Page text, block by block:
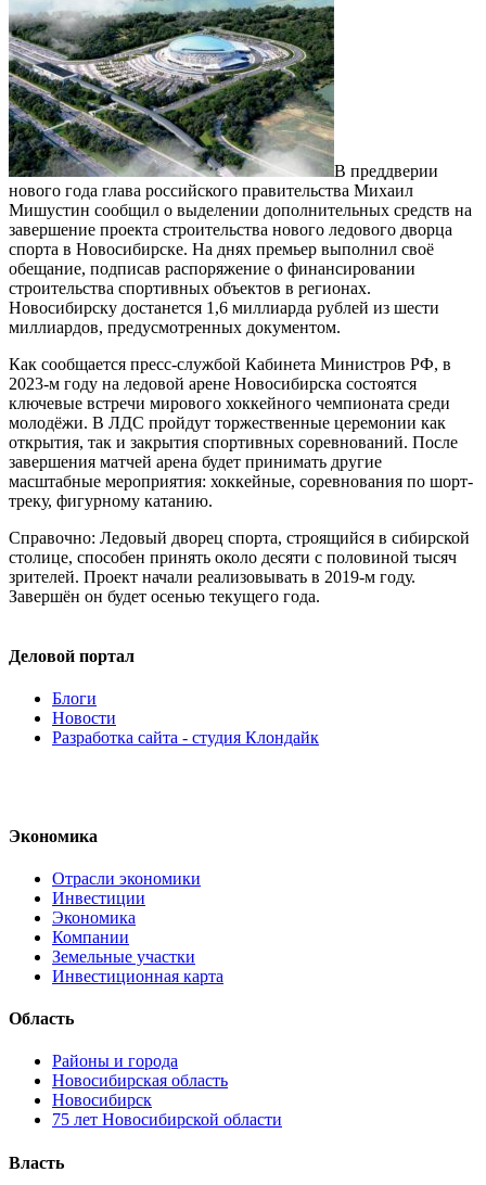
В преддверии
нового года глава российского правительства Михаил
Мишустин сообщил о выделении дополнительных средств на
завершение проекта строительства нового ледового дворца
спорта в Новосибирске. На днях премьер выполнил своё
обещание, подписав распоряжение о финансировании
строительства спортивных объектов в регионах.
Новосибирску достанется 1,6 миллиарда рублей из шести
миллиардов, предусмотренных документом.
Как сообщается пресс-службой Кабинета Министров РФ, в
2023-м году на ледовой арене Новосибирска состоятся
ключевые встречи мирового хоккейного чемпионата среди
молодёжи. В ЛДС пройдут торжественные церемонии как
открытия, так и закрытия спортивных соревнований. После
завершения матчей арена будет принимать другие
масштабные мероприятия: хоккейные, соревнования по шорт-
треку, фигурному катанию.
Справочно: Ледовый дворец спорта, строящийся в сибирской
столице, способен принять около десяти с половиной тысяч
зрителей. Проект начали реализовывать в 2019-м году.
Завершён он будет осенью текущего года.
Деловой портал
Блоги
Новости
Разработка сайта - студия Клондайк
Экономика
Отрасли экономики
Инвестиции
Экономика
Компании
Земельные участки
Инвестиционная карта
Область
Районы и города
Новосибирская область
Новосибирск
75 лет Новосибирской области
Власть